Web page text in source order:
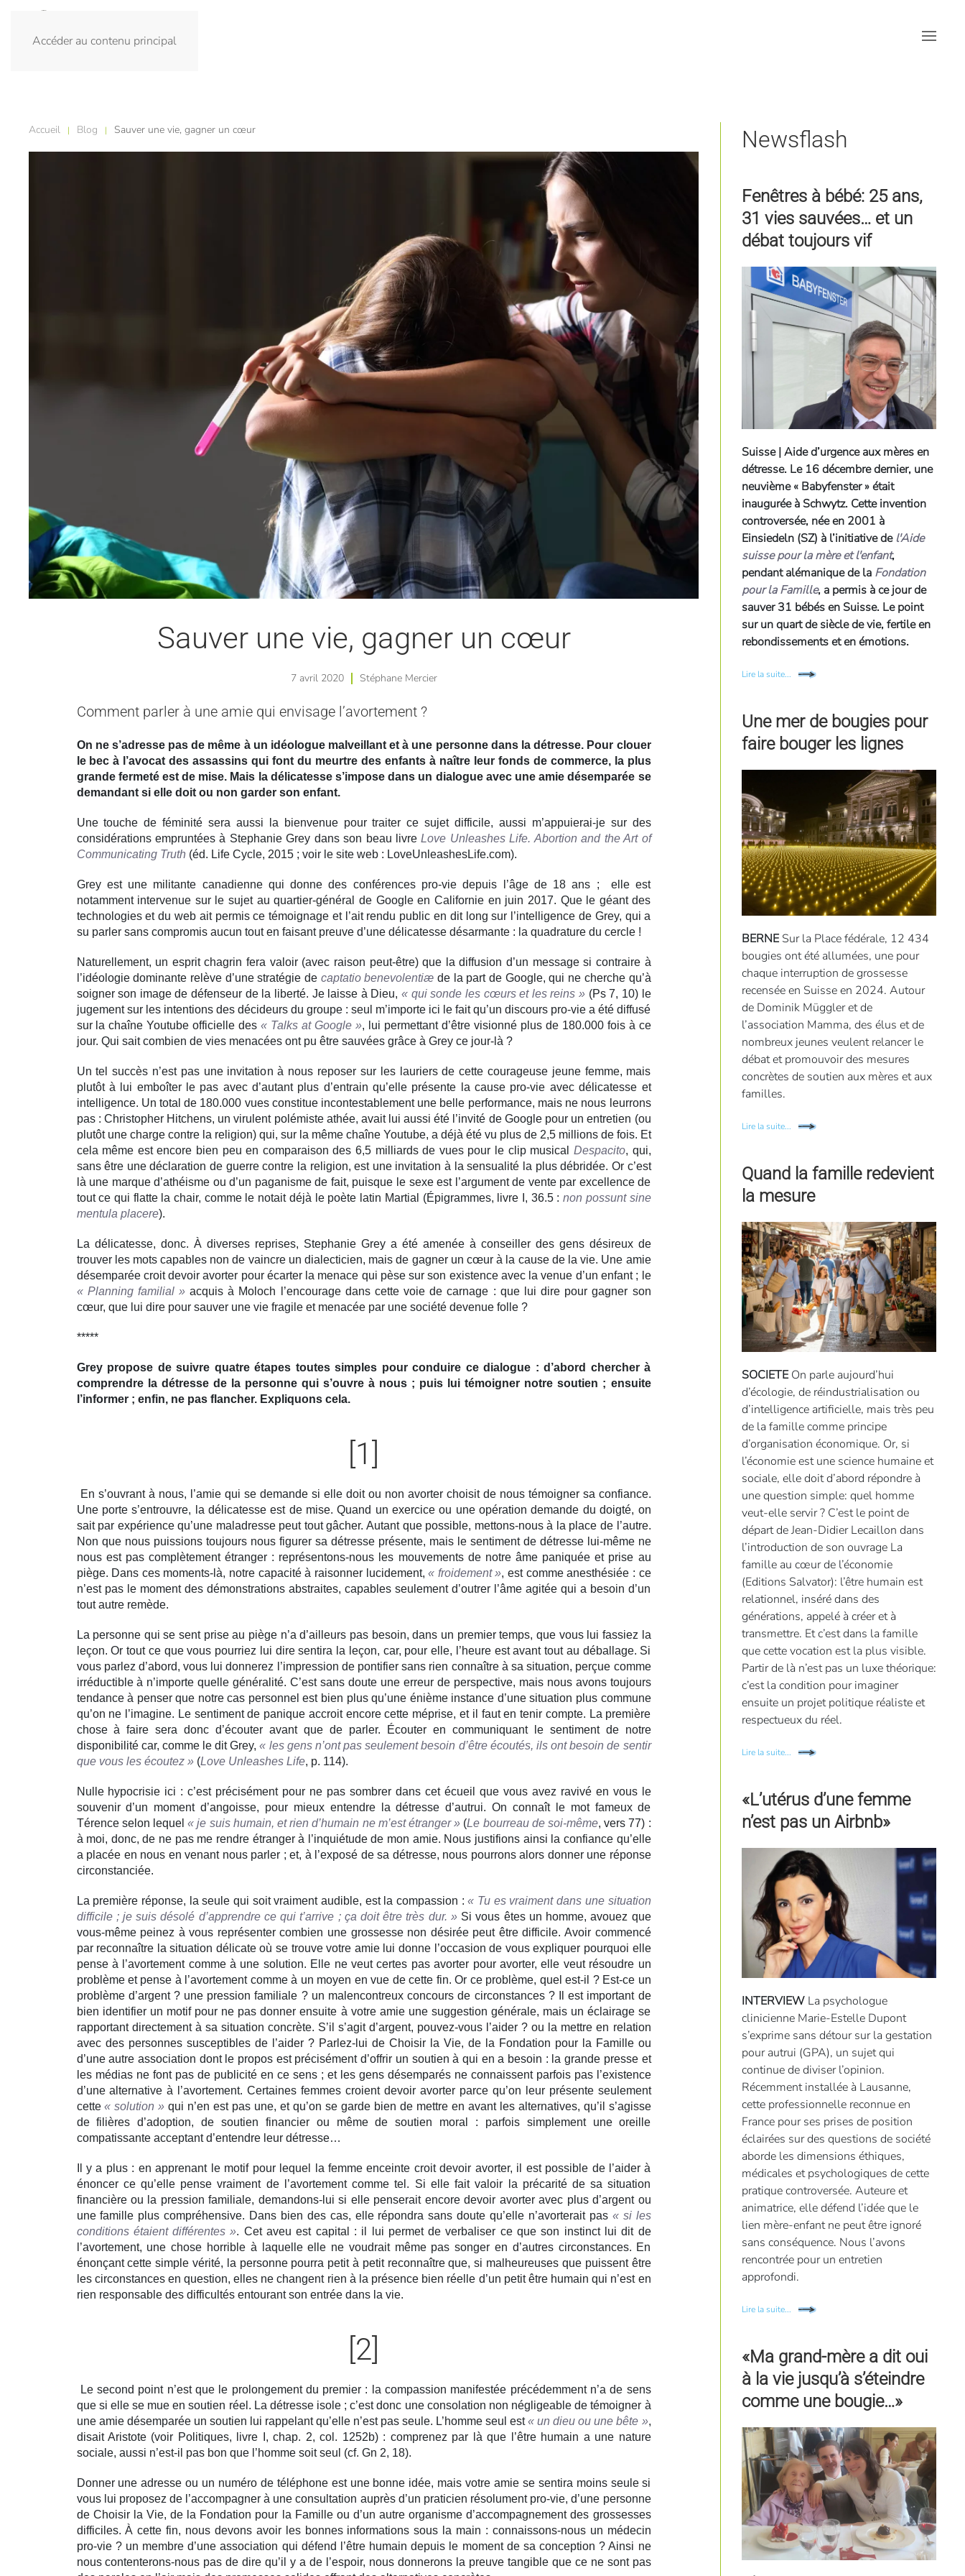
Accéder au contenu principal
Accueil Blog Sauver une vie, gagner un cœur
Sauver une vie, gagner un cœur
7 avril 2020 Stéphane Mercier
Comment parler à une amie qui envisage l’avortement ?
On ne s’adresse pas de même à un idéologue malveillant et à une personne dans la détresse. Pour clouer
le bec à l’avocat des assassins qui font du meurtre des enfants à naître leur fonds de commerce, la plus
grande fermeté est de mise. Mais la délicatesse s’impose dans un dialogue avec une amie désemparée se
demandant si elle doit ou non garder son enfant.
Une touche de féminité sera aussi la bienvenue pour traiter ce sujet difficile, aussi m’appuierai-je sur des
considérations empruntées à Stephanie Grey dans son beau livreLove Unleashes Life. Abortion and the Art of
Communicating Truth (éd. Life Cycle, 2015 ; voir le site web : LoveUnleashesLife.com).
Grey est une militante canadienne qui donne des conférences pro-vie depuis l’âge de 18 ans ; elle est
notamment intervenue sur le sujet au quartier-général de Google en Californie en juin 2017. Que le géant des
technologies et du web ait permis ce témoignage et l’ait rendu public en dit long sur l’intelligence de Grey, qui a
su parler sans compromis aucun tout en faisant preuve d’une délicatesse désarmante : la quadrature du cercle !
Naturellement, un esprit chagrin fera valoir (avec raison peut-être) que la diffusion d’un message si contraire à
l’idéologie dominante relève d’une stratégie de captatio benevolentiæ de la part de Google, qui ne cherche qu’à
soigner son image de défenseur de la liberté. Je laisse à Dieu, « qui sonde les cœurs et les reins » (Ps 7, 10) le
jugement sur les intentions des décideurs du groupe : seul m’importe ici le fait qu’un discours pro-vie a été diffusé
sur la chaîne Youtube officielle des« Talks at Google », lui permettant d’être visionné plus de 180.000 fois à ce
jour. Qui sait combien de vies menacées ont pu être sauvées grâce à Grey ce jour-là ?
Un tel succès n’est pas une invitation à nous reposer sur les lauriers de cette courageuse jeune femme, mais
plutôt à lui emboîter le pas avec d’autant plus d’entrain qu’elle présente la cause pro-vie avec délicatesse et
intelligence. Un total de 180.000 vues constitue incontestablement une belle performance, mais ne nous leurrons
pas : Christopher Hitchens, un virulent polémiste athée, avait lui aussi été l’invité de Google pour un entretien (ou
plutôt une charge contre la religion) qui, sur la même chaîne Youtube, a déjà été vu plus de 2,5 millions de fois. Et
cela même est encore bien peu en comparaison des 6,5 milliards de vues pour le clip musical Despacito, qui,
sans être une déclaration de guerre contre la religion, est une invitation à la sensualité la plus débridée. Or c’est
là une marque d’athéisme ou d’un paganisme de fait, puisque le sexe est l’argument de vente par excellence de
tout ce qui flatte la chair, comme le notait déjà le poète latin Martial (Épigrammes, livre I, 36.5 :non possunt sine
mentula placere).
La délicatesse, donc. À diverses reprises, Stephanie Grey a été amenée à conseiller des gens désireux de
trouver les mots capables non de vaincre un dialecticien, mais de gagner un cœur à la cause de la vie. Une amie
désemparée croit devoir avorter pour écarter la menace qui pèse sur son existence avec la venue d’un enfant ; le
« Planning familial »acquis à Moloch l’encourage dans cette voie de carnage : que lui dire pour gagner son
cœur, que lui dire pour sauver une vie fragile et menacée par une société devenue folle ?
*****
Grey propose de suivre quatre étapes toutes simples pour conduire ce dialogue : d’abord chercher à
comprendre la détresse de la personne qui s’ouvre à nous ; puis lui témoigner notre soutien ; ensuite
l’informer ; enfin, ne pas flancher. Expliquons cela.
[1]
En s’ouvrant à nous, l’amie qui se demande si elle doit ou non avorter choisit de nous témoigner sa confiance.
Une porte s’entrouvre, la délicatesse est de mise. Quand un exercice ou une opération demande du doigté, on
sait par expérience qu’une maladresse peut tout gâcher. Autant que possible, mettons-nous à la place de l’autre.
Non que nous puissions toujours nous figurer sa détresse présente, mais le sentiment de détresse lui-même ne
nous est pas complètement étranger : représentons-nous les mouvements de notre âme paniquée et prise au
piège. Dans ces moments-là, notre capacité à raisonner lucidement,« froidement », est comme anesthésiée : ce
n’est pas le moment des démonstrations abstraites, capables seulement d’outrer l’âme agitée qui a besoin d’un
tout autre remède.
La personne qui se sent prise au piège n’a d’ailleurs pas besoin, dans un premier temps, que vous lui fassiez la
leçon. Or tout ce que vous pourriez lui dire sentira la leçon, car, pour elle, l’heure est avant tout au déballage. Si
vous parlez d’abord, vous lui donnerez l’impression de pontifier sans rien connaître à sa situation, perçue comme
irréductible à n’importe quelle généralité. C’est sans doute une erreur de perspective, mais nous avons toujours
tendance à penser que notre cas personnel est bien plus qu’une énième instance d’une situation plus commune
qu’on ne l’imagine. Le sentiment de panique accroit encore cette méprise, et il faut en tenir compte. La première
chose à faire sera donc d’écouter avant que de parler. Écouter en communiquant le sentiment de notre
disponibilité car, comme le dit Grey,« les gens n’ont pas seulement besoin d’être écoutés, ils ont besoin de sentir
que vous les écoutez »(Love Unleashes Life, p. 114).
Nulle hypocrisie ici : c’est précisément pour ne pas sombrer dans cet écueil que vous avez ravivé en vous le
souvenir d’un moment d’angoisse, pour mieux entendre la détresse d’autrui. On connaît le mot fameux de
Térence selon lequel« je suis humain, et rien d’humain ne m’est étranger » (Le bourreau de soi-même, vers 77) :
à moi, donc, de ne pas me rendre étranger à l’inquiétude de mon amie. Nous justifions ainsi la confiance qu’elle
a placée en nous en venant nous parler ; et, à l’exposé de sa détresse, nous pourrons alors donner une réponse
circonstanciée.
La première réponse, la seule qui soit vraiment audible, est la compassion :« Tu es vraiment dans une situation
difficile ; je suis désolé d’apprendre ce qui t’arrive ; ça doit être très dur. »Si vous êtes un homme, avouez que
vous-même peinez à vous représenter combien une grossesse non désirée peut être difficile. Avoir commencé
par reconnaître la situation délicate où se trouve votre amie lui donne l’occasion de vous expliquer pourquoi elle
pense à l’avortement comme à une solution. Elle ne veut certes pas avorter pour avorter, elle veut résoudre un
problème et pense à l’avortement comme à un moyen en vue de cette fin. Or ce problème, quel est-il ? Est-ce un
problème d’argent ? une pression familiale ? un malencontreux concours de circonstances ? Il est important de
bien identifier un motif pour ne pas donner ensuite à votre amie une suggestion générale, mais un éclairage se
rapportant directement à sa situation concrète. S’il s’agit d’argent, pouvez-vous l’aider ? ou la mettre en relation
avec des personnes susceptibles de l’aider ? Parlez-lui de Choisir la Vie, de la Fondation pour la Famille ou
d’une autre association dont le propos est précisément d’offrir un soutien à qui en a besoin : la grande presse et
les médias ne font pas de publicité en ce sens ; et les gens désemparés ne connaissent parfois pas l’existence
d’une alternative à l’avortement. Certaines femmes croient devoir avorter parce qu’on leur présente seulement
cette« solution »qui n’en est pas une, et qu’on se garde bien de mettre en avant les alternatives, qu’il s’agisse
de filières d’adoption, de soutien financier ou même de soutien moral : parfois simplement une oreille
compatissante acceptant d’entendre leur détresse…
Il y a plus : en apprenant le motif pour lequel la femme enceinte croit devoir avorter, il est possible de l’aider à
énoncer ce qu’elle pense vraiment de l’avortement comme tel. Si elle fait valoir la précarité de sa situation
financière ou la pression familiale, demandons-lui si elle penserait encore devoir avorter avec plus d’argent ou
une famille plus compréhensive. Dans bien des cas, elle répondra sans doute qu’elle n’avorterait pas « si les
conditions étaient différentes ». Cet aveu est capital : il lui permet de verbaliser ce que son instinct lui dit de
l’avortement, une chose horrible à laquelle elle ne voudrait même pas songer en d’autres circonstances. En
énonçant cette simple vérité, la personne pourra petit à petit reconnaître que, si malheureuses que puissent être
les circonstances en question, elles ne changent rien à la présence bien réelle d’un petit être humain qui n’est en
rien responsable des difficultés entourant son entrée dans la vie.
[2]
Le second point n’est que le prolongement du premier : la compassion manifestée précédemment n’a de sens
que si elle se mue en soutien réel. La détresse isole ; c’est donc une consolation non négligeable de témoigner à
une amie désemparée un soutien lui rappelant qu’elle n’est pas seule. L’homme seul est« un dieu ou une bête »,
disait Aristote (voir Politiques, livre I, chap. 2, col. 1252b) : comprenez par là que l’être humain a une nature
sociale, aussi n’est-il pas bon que l’homme soit seul (cf. Gn 2, 18).
Donner une adresse ou un numéro de téléphone est une bonne idée, mais votre amie se sentira moins seule si
vous lui proposez de l’accompagner à une consultation auprès d’un praticien résolument pro-vie, d’une personne
de Choisir la Vie, de la Fondation pour la Famille ou d’un autre organisme d’accompagnement des grossesses
difficiles. À cette fin, nous devons avoir les bonnes informations sous la main : connaissons-nous un médecin
pro-vie ? un membre d’une association qui défend l’être humain depuis le moment de sa conception ? Ainsi ne
nous contenterons-nous pas de dire qu’il y a de l’espoir, nous donnerons la preuve tangible que ce ne sont pas
Newsflash
Fenêtres à bébé: 25 ans,
31 vies sauvées… et un
débat toujours vif
Suisse | Aide d’urgence aux mères en
détresse. Le 16 décembre dernier, une
neuvième « Babyfenster » était
inaugurée à Schwytz. Cette invention
controversée, née en 2001 à
Einsiedeln (SZ) à l’initiative del'Aide
suisse pour la mère et l'enfant,
pendant alémanique de la Fondation
pour la Famille, a permis à ce jour de
sauver 31 bébés en Suisse. Le point
sur un quart de siècle de vie, fertile en
rebondissements et en émotions.
Lire la suite...
Une mer de bougies pour
faire bouger les lignes
BERNE Sur la Place fédérale, 12 434
bougies ont été allumées, une pour
chaque interruption de grossesse
recensée en Suisse en 2024. Autour
de Dominik Müggler et de
l’association Mamma, des élus et de
nombreux jeunes veulent relancer le
débat et promouvoir des mesures
concrètes de soutien aux mères et aux
familles.
Lire la suite...
Quand la famille redevient
la mesure
SOCIETE On parle aujourd’hui
d’écologie, de réindustrialisation ou
d’intelligence artificielle, mais très peu
de la famille comme principe
d’organisation économique. Or, si
l’économie est une science humaine et
sociale, elle doit d’abord répondre à
une question simple: quel homme
veut-elle servir ? C’est le point de
départ de Jean-Didier Lecaillon dans
l’introduction de son ouvrage La
famille au cœur de l’économie
(Editions Salvator): l’être humain est
relationnel, inséré dans des
générations, appelé à créer et à
transmettre. Et c’est dans la famille
que cette vocation est la plus visible.
Partir de là n’est pas un luxe théorique:
c’est la condition pour imaginer
ensuite un projet politique réaliste et
respectueux du réel.
Lire la suite...
«L’utérus d’une femme
n’est pas un Airbnb»
INTERVIEW La psychologue
clinicienne Marie-Estelle Dupont
s’exprime sans détour sur la gestation
pour autrui (GPA), un sujet qui
continue de diviser l’opinion.
Récemment installée à Lausanne,
cette professionnelle reconnue en
France pour ses prises de position
éclairées sur des questions de société
aborde les dimensions éthiques,
médicales et psychologiques de cette
pratique controversée. Auteure et
animatrice, elle défend l’idée que le
lien mère-enfant ne peut être ignoré
sans conséquence. Nous l’avons
rencontrée pour un entretien
approfondi.
Lire la suite...
«Ma grand-mère a dit oui
à la vie jusqu’à s’éteindre
comme une bougie…»